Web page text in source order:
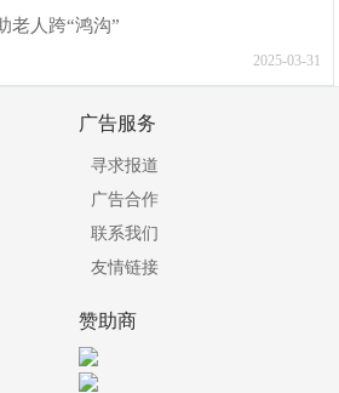
老人跨“鸿沟”
2025-03-31
广告服务
寻求报道
广告合作
联系我们
友情链接
赞助商